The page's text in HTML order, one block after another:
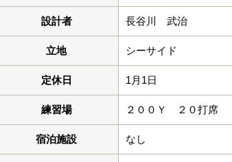
設計者 長谷川 武治
立地 シーサイド
定休日 1月1日
練習場 ２００Ｙ ２０打席
宿泊施設 なし